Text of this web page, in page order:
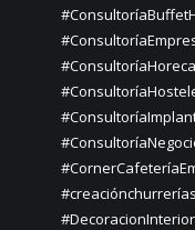
#ConsultoríaHoreca
#creaciónchurrerías